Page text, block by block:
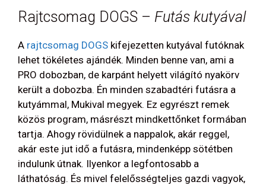
Rajtcsomag DOGS – Futás kutyával
A rajtcsomag DOGS kifejezetten kutyával futóknak
lehet tökéletes ajándék. Minden benne van, ami a
PRO dobozban, de karpánt helyett világító nyakörv
került a dobozba. Én minden szabadtéri futásra a
kutyámmal, Mukival megyek. Ez egyrészt remek
közös program, másrészt mindkettőnket formában
tartja. Ahogy rövidülnek a nappalok, akár reggel,
akár este jut idő a futásra, mindenképp sötétben
indulunk útnak. Ilyenkor a legfontosabb a
láthatóság. És mivel felelősségteljes gazdi vagyok,